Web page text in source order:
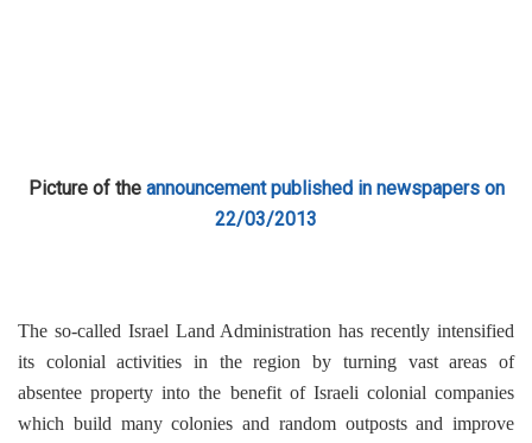
Picture of the announcement published in newspapers on
22/03/2013
The so-called Israel Land Administration has recently intensified
its colonial activities in the region by turning vast areas of
absentee property into the benefit of Israeli colonial companies
which build many colonies and random outposts and improve